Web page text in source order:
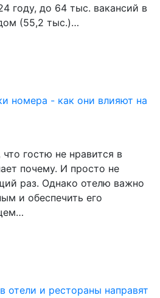
году, до 64 тыс. вакансий в
(55,2 тыс.)…
номера - как они влияют на
гостю не нравится в
почему. И просто не
раз. Однако отелю важно
и обеспечить его
отели и рестораны направят